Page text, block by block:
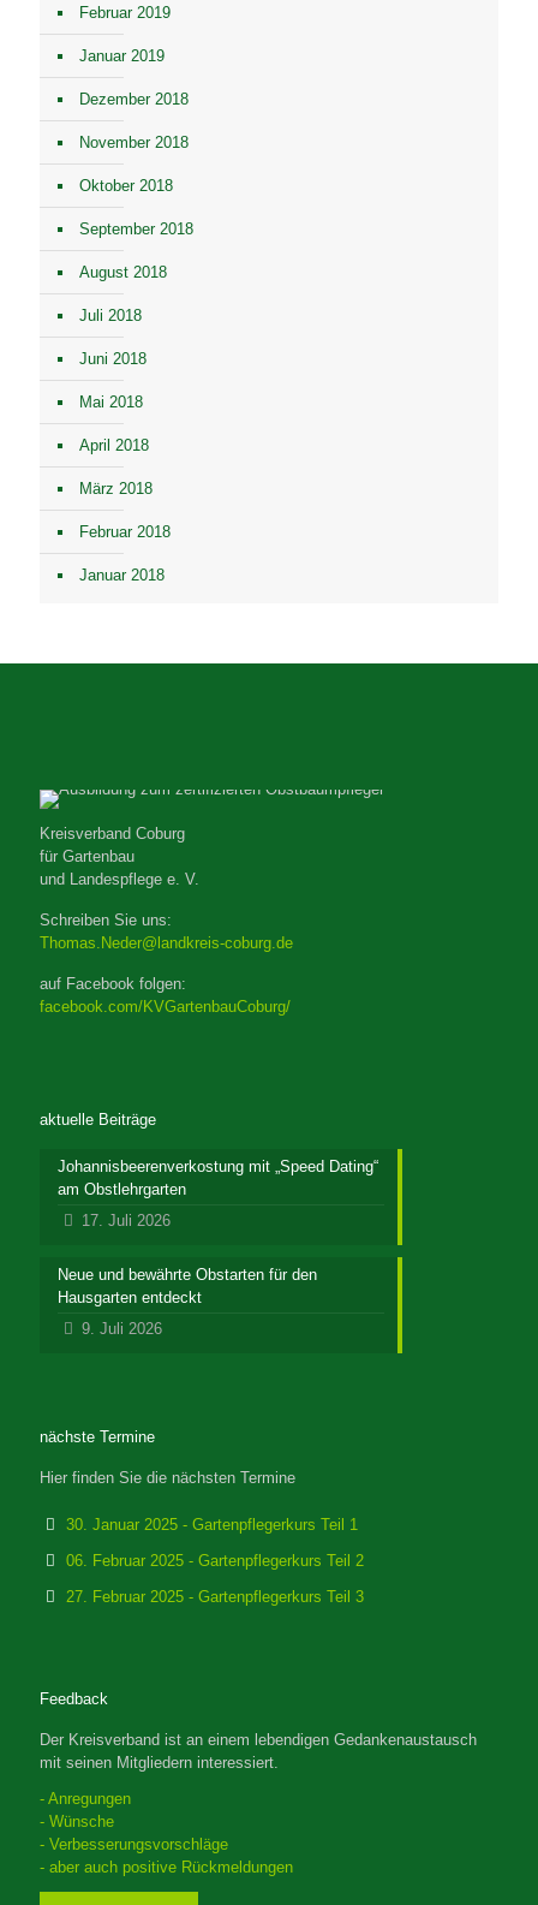
Februar 2019
Januar 2019
Dezember 2018
November 2018
Oktober 2018
September 2018
August 2018
Juli 2018
Juni 2018
Mai 2018
April 2018
März 2018
Februar 2018
Januar 2018
Kreisverband Coburg
für Gartenbau
und Landespflege e. V.
Schreiben Sie uns:
Thomas.Neder@landkreis-coburg.de
auf Facebook folgen:
facebook.com/KVGartenbauCoburg/
aktuelle Beiträge
Johannisbeerenverkostung mit „Speed Dating“
am Obstlehrgarten
17. Juli 2026
Neue und bewährte Obstarten für den
Hausgarten entdeckt
9. Juli 2026
nächste Termine
Hier finden Sie die nächsten Termine
30. Januar 2025 - Gartenpflegerkurs Teil 1
06. Februar 2025 - Gartenpflegerkurs Teil 2
27. Februar 2025 - Gartenpflegerkurs Teil 3
Feedback
Der Kreisverband ist an einem lebendigen Gedankenaustausch
mit seinen Mitgliedern interessiert.
- Anregungen
- Wünsche
- Verbesserungsvorschläge
- aber auch positive Rückmeldungen